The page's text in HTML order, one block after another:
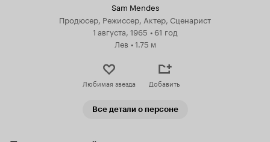
Sam Mendes
Продюсер, Режиссер, Актер, Сценарист
1 августа, 1965 • 61 год
Лев •1.75 м
Любимая звезда Добавить
Все детали о персоне